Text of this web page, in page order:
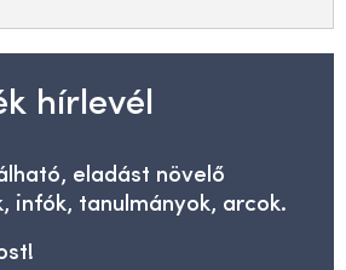
hírlevél
eladást növelő
infók, tanulmányok, arcok.